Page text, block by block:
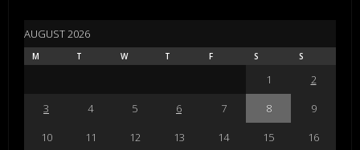
AUGUST 2026
M T W T F S S
1
2
3
4 5 6 7 8
9
10
11 12 13 14 15
16